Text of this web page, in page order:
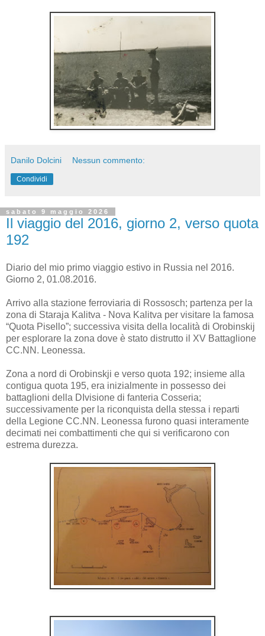
Danilo Dolcini Nessun commento:
Condividi
sabato 9 maggio 2026
Il viaggio del 2016, giorno 2, verso quota
192
Diario del mio primo viaggio estivo in Russia nel 2016.
Giorno 2, 01.08.2016.
Arrivo alla stazione ferroviaria di Rossosch; partenza per la
zona di Staraja Kalitva - Nova Kalitva per visitare la famosa
“Quota Pisello”; successiva visita della località di Orobinskij
per esplorare la zona dove è stato distrutto il XV Battaglione
CC.NN. Leonessa.
Zona a nord di Orobinskji e verso quota 192; insieme alla
contigua quota 195, era inizialmente in possesso dei
battaglioni della DIvisione di fanteria Cosseria;
successivamente per la riconquista della stessa i reparti
della Legione CC.NN. Leonessa furono quasi interamente
decimati nei combattimenti che qui si verificarono con
estrema durezza.